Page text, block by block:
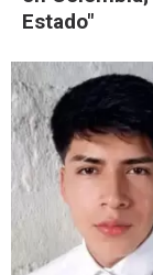
Estado"